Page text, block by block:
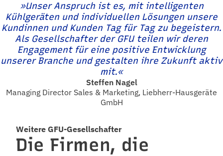
Steffen Nagel
Managing Director Sales & Marketing, Liebherr-Hausgeräte
GmbH
»Unser Anspruch ist es, mit intelligenten
Kühlgeräten und individuellen Lösungen unsere
Kundinnen und Kunden Tag für Tag zu begeistern.
Als Gesellschafter der GFU teilen wir deren
Engagement für eine positive Entwicklung
unserer Branche und gestalten ihre Zukunft aktiv
mit.«
Weitere GFU-Gesellschafter
Die Firmen, die